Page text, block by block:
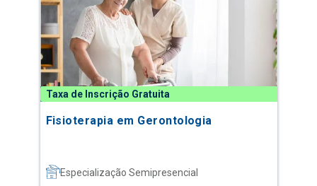
Taxa de Inscrição Gratuita
Fisioterapia em Gerontologia
Especialização Semipresencial